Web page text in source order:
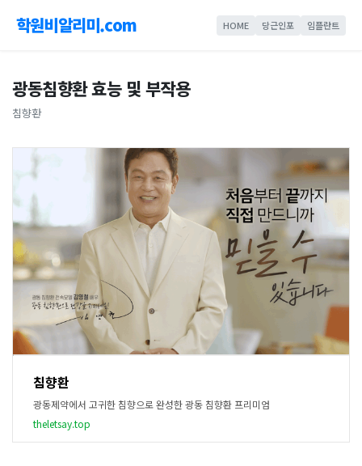
학원비알리미.com HOME 당근인포 임플란트
광동침향환 효능 및 부작용
침향환
침향환
광동제약에서 고귀한 침향으로 완성한 광동 침향환 프리미엄
theletsay.top